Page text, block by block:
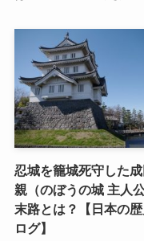
忍城を籠城死守した
親（のぼうの城 主人
末路とは？【日本の
ログ】